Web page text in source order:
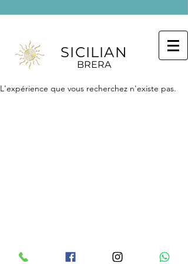
SICILIAN
BRERA
L'expérience que vous recherchez n'existe pas.